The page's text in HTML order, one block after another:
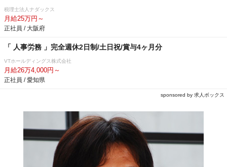
税理士法人ナダックス
月給25万円～
正社員 / 大阪府
「 人事労務 」完全週休2日制/土日祝/賞与4ヶ月分
VTホールディングス株式会社
月給26万4,000円～
正社員 / 愛知県
sponsored by 求人ボックス